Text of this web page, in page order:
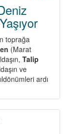
toprağa
(Marat
Talip
ve
ardı